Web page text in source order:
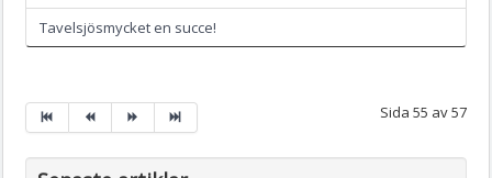
Tavelsjösmycket en succe!
Sida 55 av 57